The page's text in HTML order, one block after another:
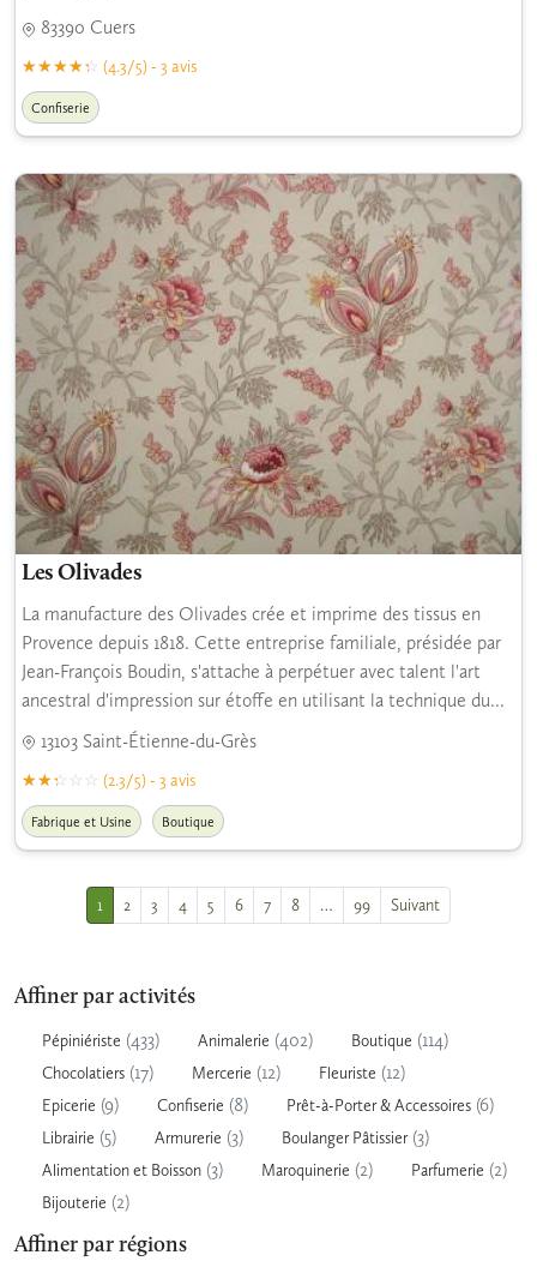
Affiner par activités
Pépiniériste (433) Animalerie (402) Boutique (114)
Chocolatiers (17) Mercerie (12) Fleuriste (12)
Epicerie (9) Confiserie (8) Prêt-à-Porter & Accessoires (6)
Librairie (5) Armurerie (3) Boulanger Pâtissier(3)
Alimentation et Boisson (3) Maroquinerie (2) Parfumerie (2)
Bijouterie (2)
Affiner par régions
83390 Cuers
(4.3/5) - 3 avis
Confiserie
Les Olivades
La manufacture des Olivades crée et imprime des tissus en
Provence depuis 1818. Cette entreprise familiale, présidée par
Jean-François Boudin, s'attache à perpétuer avec talent l'art
ancestral d'impression sur étoffe en utilisant la technique du...
13103 Saint-Étienne-du-Grès
(2.3/5) - 3 avis
Fabrique et Usine Boutique
1 2 3 4 5 6 7 8 … 99 Suivant